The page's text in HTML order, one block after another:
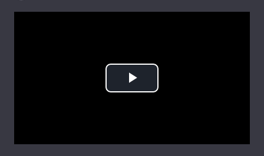
Інтерв'ю Думки
Play